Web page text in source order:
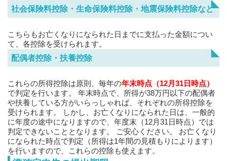
社会保険料控除・生命保険料控除・地震保険料控除など
こちらもお亡くなりになられた日までに支払った金額につい
て、各控除を受けられます。
配偶者控除・扶養控除
これらの所得控除は原則、毎年の年末時点（12月31日時点）
で判定を行います。 年末時点で、所得が38万円以下の配偶者
や扶養している方がいらっしゃれば、それぞれの所得控除を
受けられます。 しかし、お亡くなりになられた日は、一般的
に年度の途中になりますので、年度末（12月31日時点）では
判定できないこととなります。 ご安心ください。 お亡くなり
になられた時点で判定（所得は1年間の見積もりによります）
を行いますので、これらの控除も使えます。